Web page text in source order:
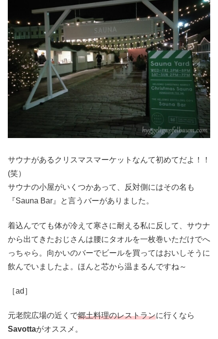
サウナがあるクリスマスマーケットなんて初めてだよ！！
(笑）
サウナの小屋がいくつかあって、反対側にはその名も
『Sauna Bar』と言うバーがありました。
着込んでても体が冷えて寒さに耐える私に反して、サウナ
から出てきたおじさんは腰にタオルを一枚巻いただけでへ
っちゃら。向かいのバーでビールを買ってはおいしそうに
飲んでいましたよ。ほんと芯から温まるんですね～
［ad］
元老院広場の近くで郷土料理のレストランに行くなら
Savottaがオススメ。